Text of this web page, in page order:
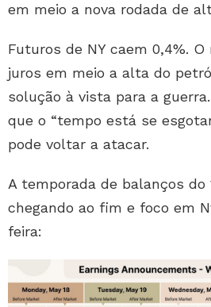
em meio a nova rodada de
Futuros de NY caem 0,4%.
juros em meio a alta do
solução à vista para a
que o “tempo está se
pode voltar a atacar.
A temporada de balanços
chegando ao fim e foco em
feira: